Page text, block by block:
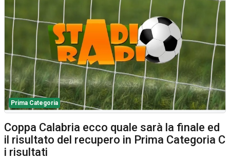
Prima Categoria
Coppa Calabria ecco quale sarà la finale ed
il risultato del recupero in Prima Categoria C
i risultati